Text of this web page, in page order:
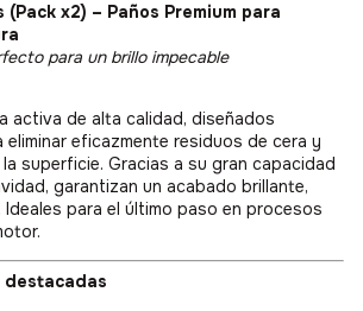
x2) – Paños Premium para
para un brillo impecable
activa de alta calidad, diseñados
eliminar eficazmente residuos de cera y
superficie. Gracias a su gran capacidad
garantizan un acabado brillante,
Ideales para el último paso en procesos